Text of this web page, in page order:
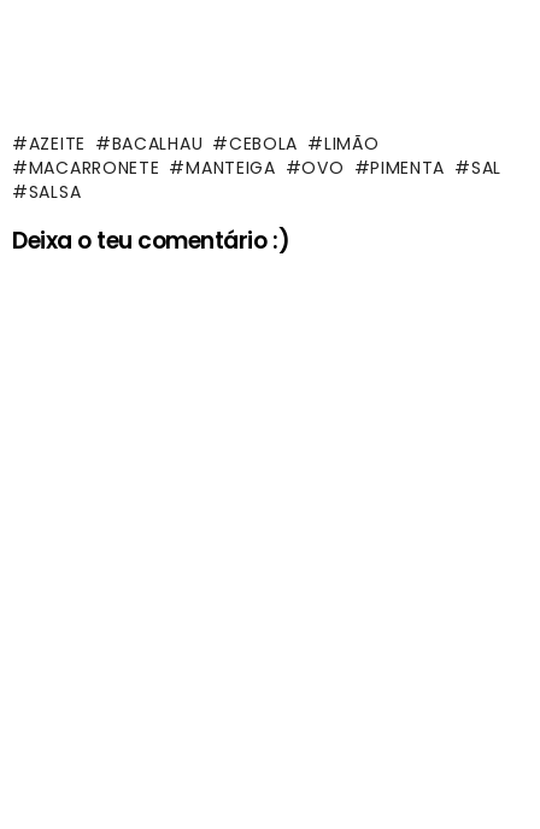
AZEITE BACALHAU CEBOLA
LIMÃO
MACARRONETE
MANTEIGA OVO PIMENTA
SAL
SALSA
Deixa o teu comentário :)